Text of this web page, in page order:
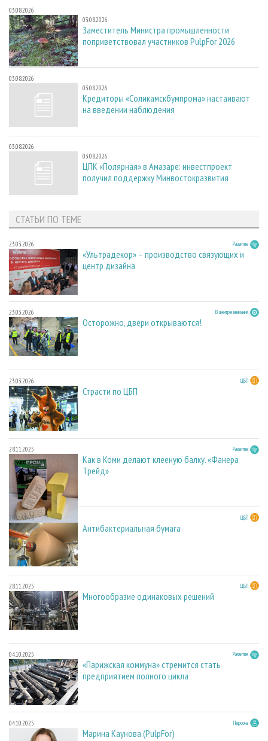
03.08.2026
03.08.2026
Заместитель Министра промышленности
поприветствовал участников PulpFor 2026
03.08.2026
03.08.2026
Кредиторы «Соликамскбумпрома» настаивают
на введении наблюдения
03.08.2026
03.08.2026
ЦПК «Полярная» в Амазаре: инвестпроект
получил поддержку Минвостокразвития
СТАТЬИ ПО ТЕМЕ
23.03.2026 Развитие
«Ультрадекор» – производство связующих и
центр дизайна
23.03.2026 В центре внимания
Осторожно, двери открываются!
23.03.2026 ЦБП
Страсти по ЦБП
28.11.2025 Развитие
Как в Коми делают клееную балку. «Фанера
Трейд»
28.11.2025 ЦБП
Антибактериальная бумага
28.11.2025 ЦБП
Многообразие одинаковых решений
04.10.2025 Развитие
«Парижская коммуна» стремится стать
предприятием полного цикла
04.10.2025 Персона
Марина Каунова (PulpFor)